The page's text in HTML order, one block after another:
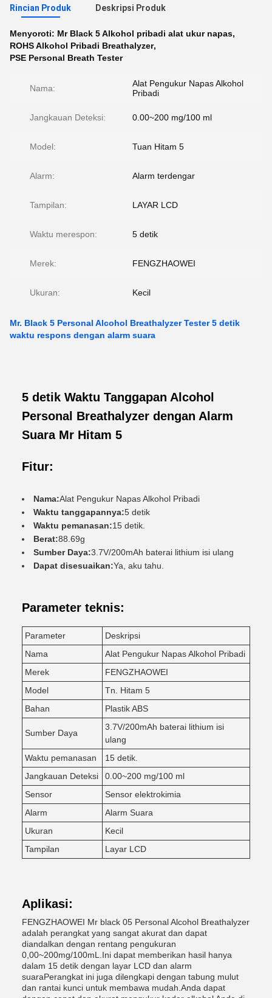
Rincian Produk Deskripsi Produk
Menyoroti: Mr Black 5 Alkohol pribadi alat ukur napas,
ROHS Alkohol Pribadi Breathalyzer,
PSE Personal Breath Tester
Nama:
Alat Pengukur Napas Alkohol
Pribadi
Jangkauan Deteksi: 0.00~200 mg/100 ml
Model: Tuan Hitam 5
Alarm: Alarm terdengar
Tampilan: LAYAR LCD
Waktu merespon: 5 detik
Merek: FENGZHAOWEI
Ukuran: Kecil
Mr. Black 5 Personal Alcohol Breathalyzer Tester 5 detik
waktu respons dengan alarm suara
5 detik Waktu Tanggapan Alcohol
Personal Breathalyzer dengan Alarm
Suara Mr Hitam 5
Fitur:
Nama:Alat Pengukur Napas Alkohol Pribadi
Waktu tanggapannya:5 detik
Waktu pemanasan:15 detik.
Berat:88.69g
Sumber Daya:3.7V/200mAh baterai lithium isi ulang
Dapat disesuaikan:Ya, aku tahu.
Parameter teknis:
Parameter
Deskripsi
Nama
Alat Pengukur Napas Alkohol Pribadi
Merek
FENGZHAOWEI
Model
Tn. Hitam 5
Bahan
Plastik ABS
Sumber Daya
3.7V/200mAh baterai lithium isi
ulang
Waktu pemanasan
15 detik.
Jangkauan Deteksi
0.00~200 mg/100 ml
Sensor
Sensor elektrokimia
Alarm
Alarm Suara
Ukuran
Kecil
Tampilan
Layar LCD
Aplikasi:
FENGZHAOWEI Mr black 05 Personal Alcohol Breathalyzer
adalah perangkat yang sangat akurat dan dapat
diandalkan dengan rentang pengukuran
0,00~200mg/100mL.Ini dapat memberikan hasil hanya
dalam 15 detik dengan layar LCD dan alarm
suaraPerangkat ini juga dilengkapi dengan tabung mulut
dan rantai kunci untuk membawa mudah.Anda dapat